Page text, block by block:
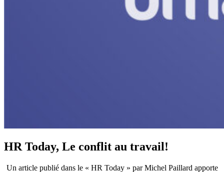
HR Today, Le conflit au travail!
Un article publié dans le « HR Today » par Michel Paillard apporte